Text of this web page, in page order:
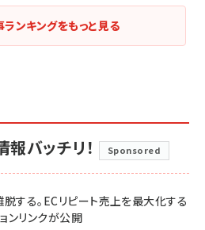
ンキングをもっと見る
バッチリ！ Sponsored
脱する。ECリピート売上を最大化する
ンリンクが公開